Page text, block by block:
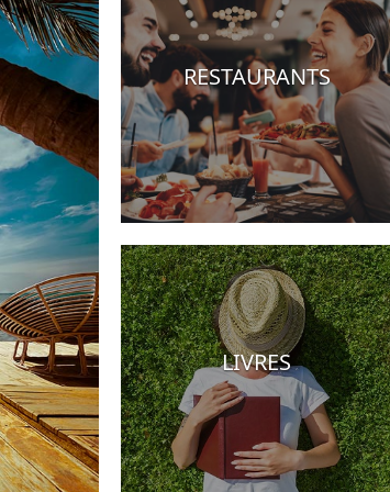
RESTAURANTS
LIVRES